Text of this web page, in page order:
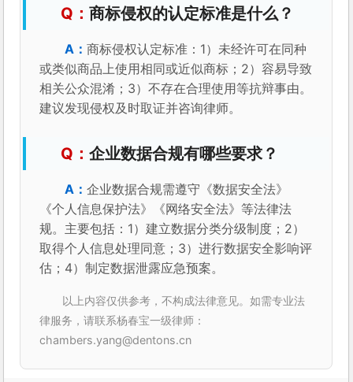
商标侵权的认定标准是什么？
商标侵权认定标准：1）未经许可在同种
或类似商品上使用相同或近似商标；2）容易导致
相关公众混淆；3）不存在合理使用等抗辩事由。
建议发现侵权及时取证并咨询律师。
企业数据合规有哪些要求？
企业数据合规需遵守《数据安全法》
《个人信息保护法》《网络安全法》等法律法
规。主要包括：1）建立数据分类分级制度；2）
取得个人信息处理同意；3）进行数据安全影响评
估；4）制定数据泄露应急预案。
以上内容仅供参考，不构成法律意见。如需专业法
律服务，请联系杨春宝一级律师：
chambers.yang@dentons.cn